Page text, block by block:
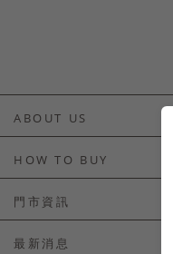
ABOUT US
HOW TO BUY
如何購買
門市資訊
門市資訊
最新消息